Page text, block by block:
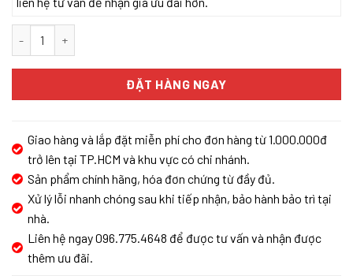
ĐẶT HÀNG NGAY
Giao hàng và lắp đặt miễn phí cho đơn hàng từ 1.000.000đ
trở lên tại TP.HCM và khu vực có chi nhánh.
Sản phẩm chính hãng, hóa đơn chứng từ đầy đủ.
Xử lý lỗi nhanh chóng sau khi tiếp nhận, bảo hành bảo trì tại
nhà.
Liên hệ ngay 096.775.4648 để được tư vấn và nhận được
thêm ưu đãi.